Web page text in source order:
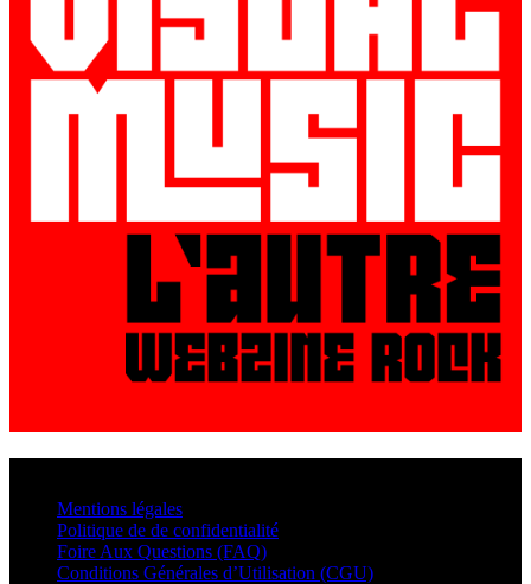
Mentions légales
Politique de de confidentialité
Foire Aux Questions (FAQ)
Conditions Générales d’Utilisation (CGU)